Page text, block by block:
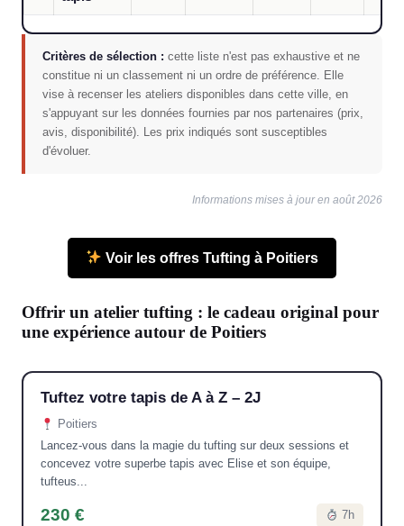
Critères de sélection : cette liste n'est pas exhaustive et ne
constitue ni un classement ni un ordre de préférence. Elle
vise à recenser les ateliers disponibles dans cette ville, en
s'appuyant sur les données fournies par nos partenaires (prix,
avis, disponibilité). Les prix indiqués sont susceptibles
d'évoluer.
Informations mises à jour en août 2026
Voir les offres Tufting à Poitiers
Offrir un atelier tufting : le cadeau original pour
une expérience autour de Poitiers
Tuftez votre tapis de A à Z – 2J
Poitiers
Lancez-vous dans la magie du tufting sur deux sessions et
concevez votre superbe tapis avec Elise et son équipe,
tufteus...
230 € 7h